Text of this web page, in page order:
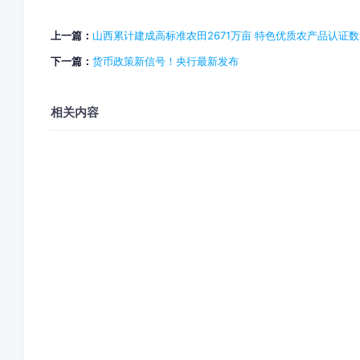
上一篇： 山西累计建成高标准农田2671万亩 特色优质农产品认证
下一篇： 货币政策新信号！央行最新发布
相关内容